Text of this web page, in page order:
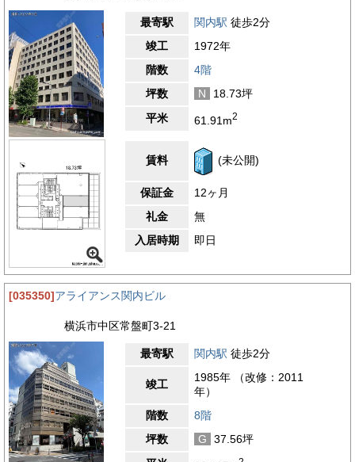
最寄駅 関内駅 徒歩2分
竣工
1972年
階数
4階
坪数
N
18.73坪
平米
61.91m2
賃料 (未公開)
保証金
12ヶ月
礼金
無
入居時期
即日
[035350]アライアンス関内ビル
横浜市中区常盤町3-21
最寄駅 関内駅 徒歩2分
竣工
1985年 （改修：2011
年）
階数
8階
坪数
G
37.56坪